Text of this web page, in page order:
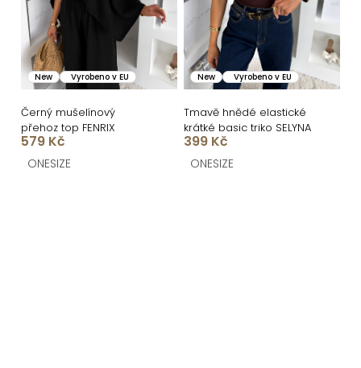
New Vyrobeno v EU
Černý mušelínový
přehoz top FENRIX
579 Kč
ONESIZE
New Vyrobeno v EU
Tmavě hnědé elastické
krátké basic triko SELYNA
399 Kč
ONESIZE